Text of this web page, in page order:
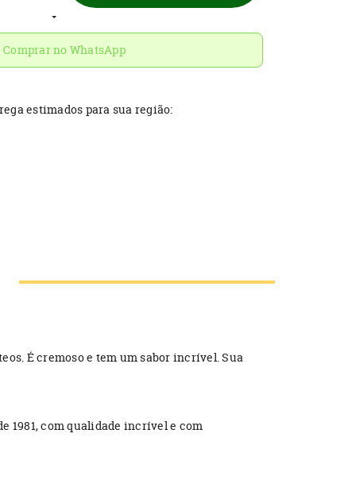
Comprar no WhatsApp
estimados para sua região:
É cremoso e tem um sabor incrível. Sua
1981, com qualidade incrível e com